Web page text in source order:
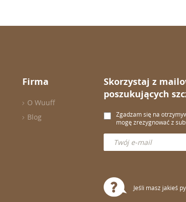
Firma
O Wuuff
Blog
Skorzystaj z
poszukujących
Zgadzam się na
mogę zrezygnować z
Jeśli masz jakieś